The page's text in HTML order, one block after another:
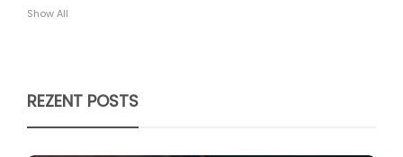
Show All
REZENT POSTS